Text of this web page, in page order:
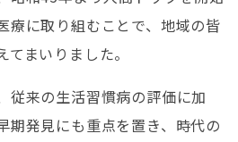
療に取り組むことで、地域の皆
まいりました。
従来の生活習慣病の評価に加
期発見にも重点を置き、時代の